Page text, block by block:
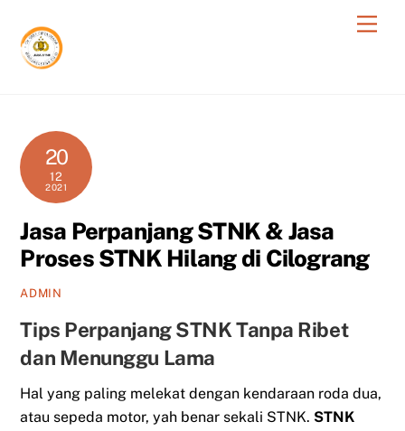
content
20
12
2021
Jasa Perpanjang STNK & Jasa
Proses STNK Hilang di Cilograng
ADMIN
Tips Perpanjang STNK Tanpa Ribet
dan Menunggu Lama
Hal yang paling melekat dengan kendaraan roda dua,
atau sepeda motor, yah benar sekali STNK. STNK